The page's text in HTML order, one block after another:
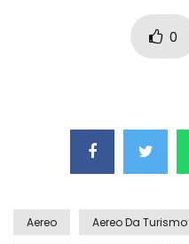
Auto
incidente 0
Aereo Aereo Da Turismo